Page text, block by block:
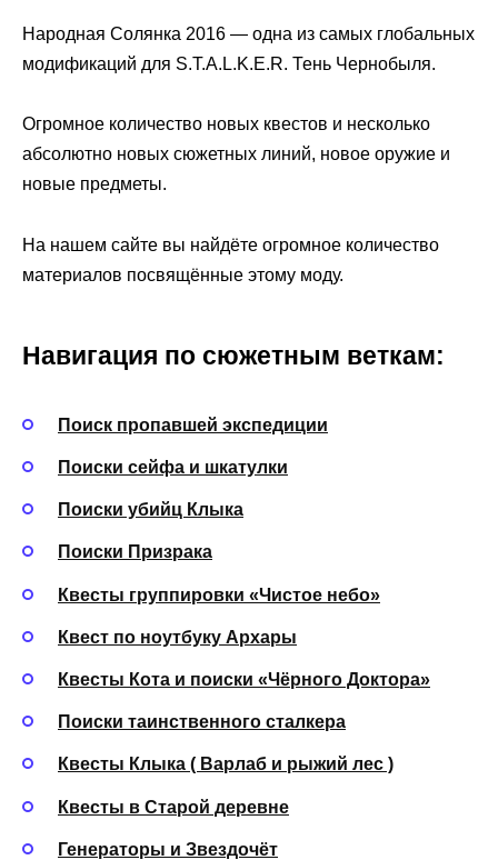
Народная Солянка 2016 — одна из самых глобальных
модификаций для S.T.A.L.K.E.R. Тень Чернобыля.
Огромное количество новых квестов и несколько
абсолютно новых сюжетных линий, новое оружие и
новые предметы.
На нашем сайте вы найдёте огромное количество
материалов посвящённые этому моду.
Навигация по сюжетным веткам:
Поиск пропавшей экспедиции
Поиски сейфа и шкатулки
Поиски убийц Клыка
Поиски Призрака
Квесты группировки «Чистое небо»
Квест по ноутбуку Архары
Квесты Кота и поиски «Чёрного Доктора»
Поиски таинственного сталкера
Квесты Клыка ( Варлаб и рыжий лес )
Квесты в Старой деревне
Генераторы и Звездочёт